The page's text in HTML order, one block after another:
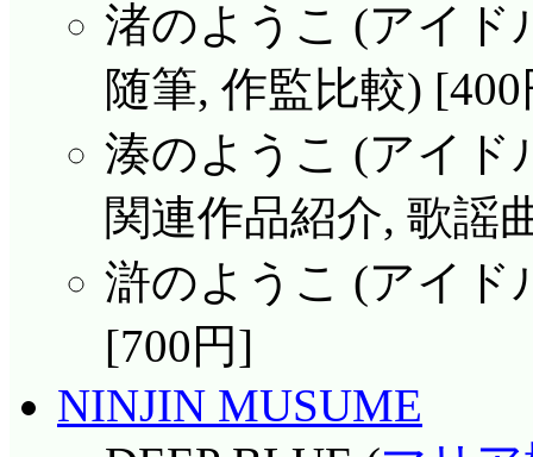
渚のようこ (アイド
随筆, 作監比較)
湊のようこ (アイド
関連作品紹介, 歌謡
滸のようこ (アイド
[700円]
NINJIN MUSUME